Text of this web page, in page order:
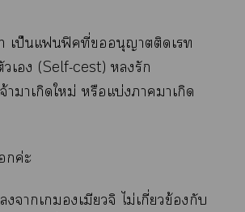
เป็นแฟิคที่อนุญาตติดเ
เ (Self-cest) รัก
าเกิดใหม่ หรือแบ่งาาเกิด
ค่ะ
าเเมียวจิ ไม่เกี่ยวข้องกับ